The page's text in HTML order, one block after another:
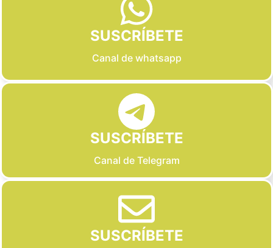
SUSCRÍBETE
Canal de whatsapp
SUSCRÍBETE
Canal de Telegram
SUSCRÍBETE